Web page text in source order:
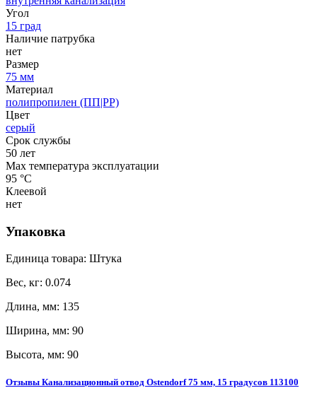
Угол
15 град
Наличие патрубка
нет
Размер
75 мм
Материал
полипропилен (ПП|PP)
Цвет
серый
Срок службы
50 лет
Max температура эксплуатации
95 °С
Клеевой
нет
Упаковка
Единица товара: Штука
Вес, кг: 0.074
Длина, мм: 135
Ширина, мм: 90
Высота, мм: 90
Отзывы Канализационный отвод Ostendorf 75 мм, 15 градусов 113100